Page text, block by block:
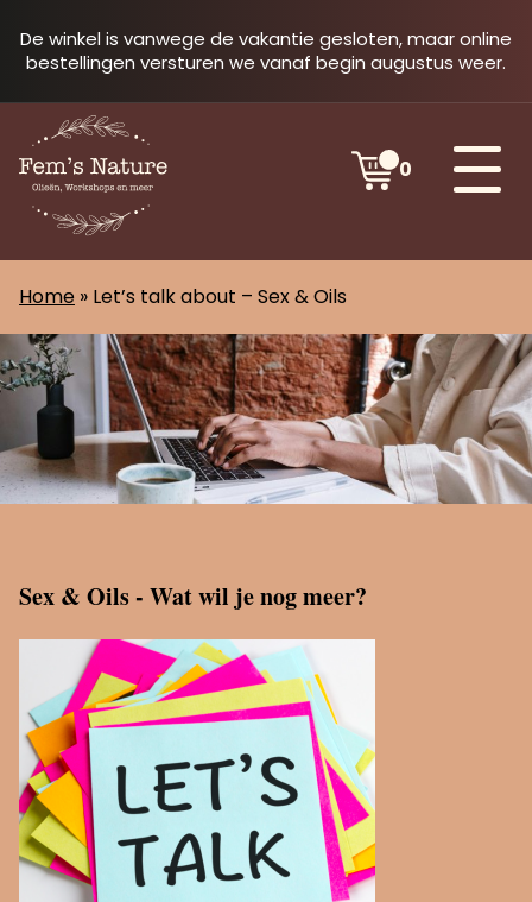
De winkel is vanwege de vakantie gesloten, maar online
bestellingen versturen we vanaf begin augustus weer.
0
Home » Let’s talk about – Sex & Oils
Sex & Oils - Wat wil je nog meer?